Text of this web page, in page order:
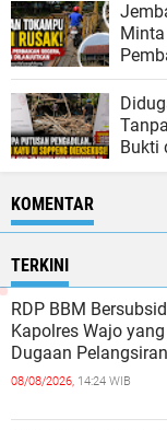
Bukti
KOMENTAR
TERKINI
RDP BBM
Kapolres Wajo
Dugaan
ada Pembiaran
08/08/2026, 14:24 WIB